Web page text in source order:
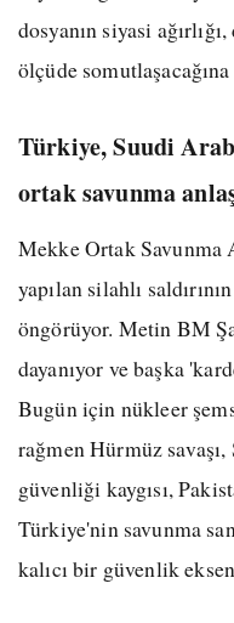
dosyanın siyasi
ölçüde somutlaşacağına
Türkiye, Suudi
ortak savunma
Mekke Ortak Savunma
yapılan silahlı
öngörüyor. Metin BM
dayanıyor ve başka
Bugün için nükleer
rağmen Hürmüz
güvenliği kaygısı,
Türkiye'nin savunma
kalıcı bir güvenlik